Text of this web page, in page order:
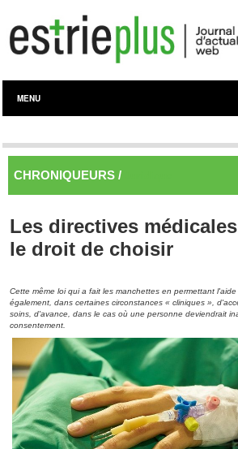
MENU
CHRONIQUEURS /
Les directives
le droit de choisir
Cette même loi qui a fait les manchettes en permettant
également, dans certaines circonstances « cliniques »,
soins, d'avance, dans le cas où une personne deviendrait
consentement.